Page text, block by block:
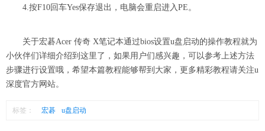
4.按F10回车Yes保存退出，电脑会重启进入PE。
关于宏碁Acer 传奇 X笔记本通过bios设置u盘启动的操作教程就为
小伙伴们详细介绍到这里了，如果用户们感兴趣，可以参考上述方法
步骤进行设置哦，希望本篇教程能够帮到大家，更多精彩教程请关注u
深度官方网站。
标签： 宏碁 u盘启动